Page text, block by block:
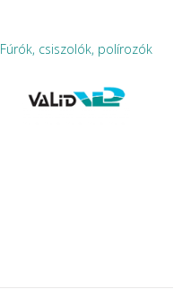
Fúrók, csiszolók, polírozók